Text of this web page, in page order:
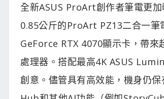
全新ASUS ProArt創作者筆電更
0.85公斤的ProArt PZ13二合一筆
GeForce RTX 4070顯示卡，帶
處理器。搭配最高4K ASUS
創意。儘管具有高效能，機身仍